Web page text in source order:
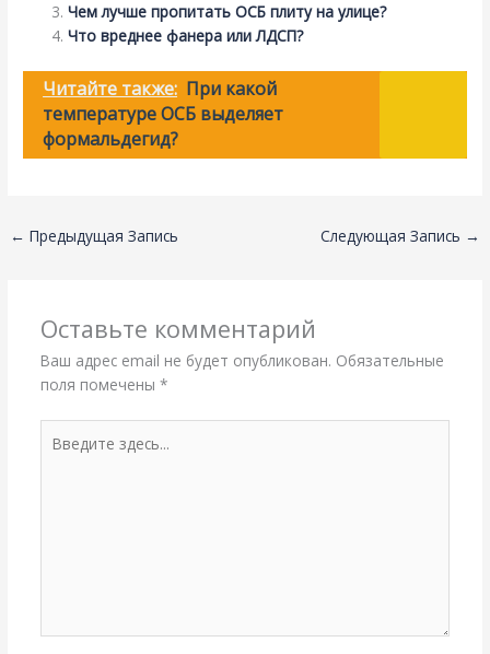
Чем лучше пропитать ОСБ плиту на улице?
Что вреднее фанера или ЛДСП?
Читайте также: При какой
температуре ОСБ выделяет
формальдегид?
← Предыдущая Запись Следующая Запись →
Оставьте комментарий
Ваш адрес email не будет опубликован. Обязательные
поля помечены *
здесь...